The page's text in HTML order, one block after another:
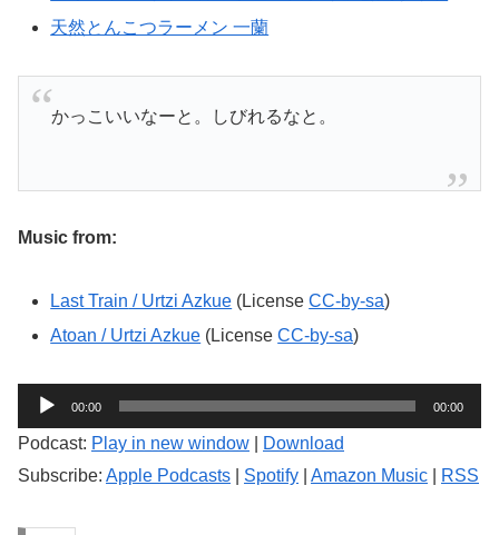
天然とんこつラーメン 一蘭
かっこいいなーと。しびれるなと。
Music from:
Last Train / Urtzi Azkue (LicenseCC-by-sa)
Atoan / Urtzi Azkue (LicenseCC-by-sa)
声
00:00 00:00
Podcast: Play in new window
Download
Subscribe: Apple Podcasts Spotify Amazon Music RSS